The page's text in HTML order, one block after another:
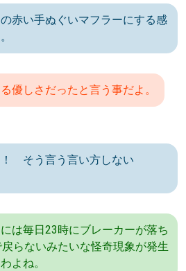
赤い手ぬぐいマフラーにする感
優しさだったと言う事だよ。
そう言う言い方しない
は毎日23時にブレーカーが落ち
らないみたいな怪奇現象が発生
よね。